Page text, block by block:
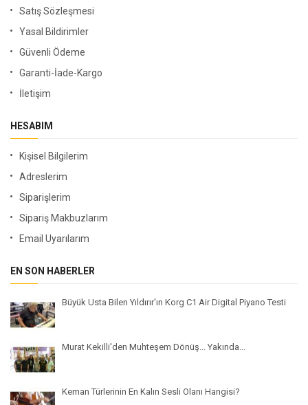
Satış Sözleşmesi
Yasal Bildirimler
Güvenli Ödeme
Garanti-İade-Kargo
İletişim
HESABIM
Kişisel Bilgilerim
Adreslerim
Siparişlerim
Sipariş Makbuzlarım
Email Uyarılarım
EN SON HABERLER
Büyük Usta Bilen Yıldırır'ın Korg C1 Air Digital Piyano Testi
Murat Kekilli'den Muhteşem Dönüş... Yakında...
Keman Türlerinin En Kalın Sesli Olanı Hangisi?